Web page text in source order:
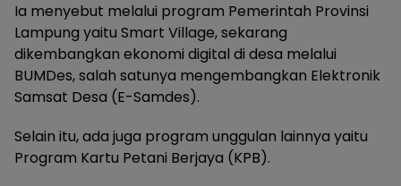
Ia menyebut melalui program Pemerintah Provinsi
Lampung yaitu Smart Village, sekarang
dikembangkan ekonomi digital di desa melalui
BUMDes, salah satunya mengembangkan Elektronik
Samsat Desa (E-Samdes).
Selain itu, ada juga program unggulan lainnya yaitu
Program Kartu Petani Berjaya (KPB).